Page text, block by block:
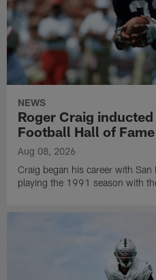
NEWS
Roger Craig
Football Hall of Fame
Aug 08, 2026
Craig began his career with
playing the 1991 season with